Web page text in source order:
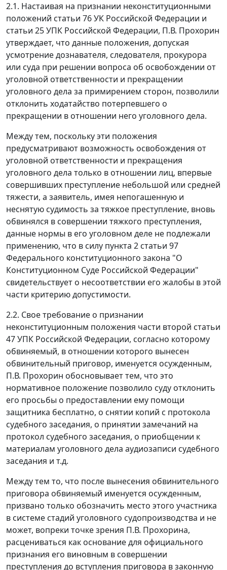
2.1. Настаивая на признании неконституционными
положений статьи 76УК Российской Федерации и
статьи 25УПК Российской Федерации, П.В. Прохорин
утверждает, что данные положения, допуская
усмотрение дознавателя, следователя, прокурора
или суда при решении вопроса об освобождении от
уголовной ответственности и прекращении
уголовного дела за примирением сторон, позволили
отклонить ходатайство потерпевшего о
прекращении в отношении него уголовного дела.
Между тем, поскольку эти положения
предусматривают возможность освобождения от
уголовной ответственности и прекращения
уголовного дела только в отношении лиц, впервые
совершивших преступление небольшой или средней
тяжести, а заявитель, имея непогашенную и
неснятую судимость за тяжкое преступление, вновь
обвинялся в совершении тяжкого преступления,
данные нормы в его уголовном деле не подлежали
применению, что в силу пункта 2 статьи 97
Федерального конституционного закона "О
Конституционном Суде Российской Федерации"
свидетельствует о несоответствии его жалобы в этой
части критерию допустимости.
2.2. Свое требование о признании
неконституционным положения части второй статьи
47УПК Российской Федерации, согласно которому
обвиняемый, в отношении которого вынесен
обвинительный приговор, именуется осужденным,
П.В. Прохорин обосновывает тем, что это
нормативное положение позволило суду отклонить
его просьбы о предоставлении ему помощи
защитника бесплатно, о снятии копий с протокола
судебного заседания, о принятии замечаний на
протокол судебного заседания, о приобщении к
материалам уголовного дела аудиозаписи судебного
заседания и т.д.
Между тем то, что после вынесения обвинительного
приговора обвиняемый именуется осужденным,
призвано только обозначить место этого участника
в системе стадий уголовного судопроизводства и не
может, вопреки точке зрения П.В. Прохорина,
расцениваться как основание для официального
признания его виновным в совершении
преступления до вступления приговора в законную